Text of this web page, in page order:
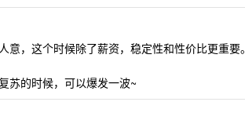
，这个时候除了薪资，稳定性和性价比更重要。
苏的时候，可以爆发一波~